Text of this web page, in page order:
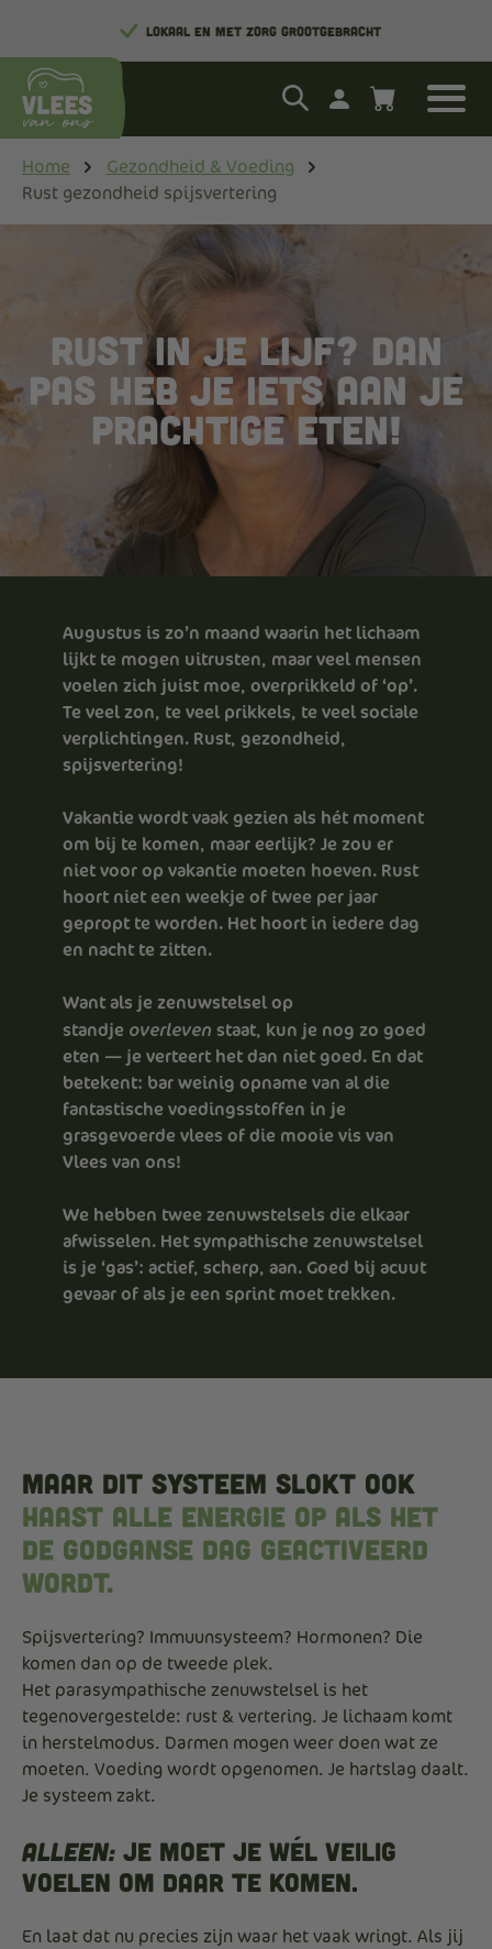
LOKAAL EN MET ZORG GROOTGEBRACHT
Home
Gezondheid & Voeding
Rust gezondheid spijsvertering
Rust in je lijf? Dan
pas heb je iets aan je
prachtige eten!
Augustus is zo’n maand waarin het lichaam
lijkt te mogen uitrusten, maar veel mensen
voelen zich juist moe, overprikkeld of ‘op’.
Te veel zon, te veel prikkels, te veel sociale
verplichtingen. Rust, gezondheid,
spijsvertering!
Vakantie wordt vaak gezien als hét moment
om bij te komen, maar eerlijk? Je zou er
niet voor op vakantie moeten hoeven. Rust
hoort niet een weekje of twee per jaar
gepropt te worden. Het hoort in iedere dag
en nacht te zitten.
Want als je zenuwstelsel op
standje overleven staat, kun je nog zo goed
eten — je verteert het dan niet goed. En dat
betekent: bar weinig opname van al die
fantastische voedingsstoffen in je
grasgevoerde vlees of die mooie vis van
Vlees van ons!
We hebben twee zenuwstelsels die elkaar
afwisselen. Het sympathische zenuwstelsel
is je ‘gas’: actief, scherp, aan. Goed bij acuut
gevaar of als je een sprint moet trekken.
Maar dit systeem slokt ook
haast alle energie op als het
de godganse dag geactiveerd
wordt.
Spijsvertering? Immuunsysteem? Hormonen? Die
komen dan op de tweede plek.
Het parasympathische zenuwstelsel is het
tegenovergestelde: rust & vertering. Je lichaam komt
in herstelmodus. Darmen mogen weer doen wat ze
moeten. Voeding wordt opgenomen. Je hartslag daalt.
Je systeem zakt.
Alleen: je moet je wél veilig
voelen om daar te komen.
En laat dat nu precies zijn waar het vaak wringt. Als jij